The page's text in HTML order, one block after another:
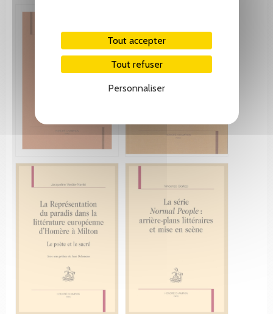
Tout accepter
Tout refuser
Personnaliser